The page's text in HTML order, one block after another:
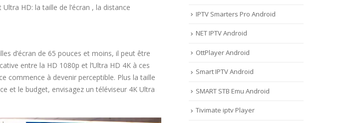
HD: la taille de l’écran , la distance
d’écran de 65 pouces et moins, il peut être
entre la HD 1080p et l’Ultra HD 4K à ces
commence à devenir perceptible. Plus la taille
et le budget, envisagez un téléviseur 4K Ultra
IPTV Smarters Pro Android
NET IPTV Android
OttPlayer Android
Smart IPTV Android
SMART STB Emu Android
Tivimate iptv Player